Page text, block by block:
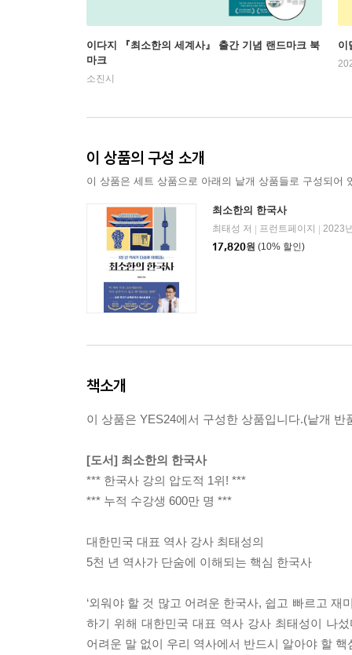
이다지 『최소한의 세계사』 출간 기념 랜드마크 북
마크
소진시
이
이 상품의 구성 소개
이 상품은 세트 상품으로 아래의 낱개 상품들로 구성되어
최소한의 한국사
최태성 저 프런트페이지
2023
17,820원 (10% 할인)
책소개
이 상품은 YES24에서 구성한 상품입니다.(낱개 반
[도서] 최소한의 한국사
*** 한국사 강의 압도적 1위! ***
*** 누적 수강생 600만 명 ***
대한민국 대표 역사 강사 최태성의
5천 년 역사가 단숨에 이해되는 핵심 한국사
‘외워야 할 것 많고 어려운 한국사, 쉽고 빠르고
하기 위해 대한민국 대표 역사 강사 최태성이 나
어려운 말 없이 우리 역사에서 반드시 알아야 할